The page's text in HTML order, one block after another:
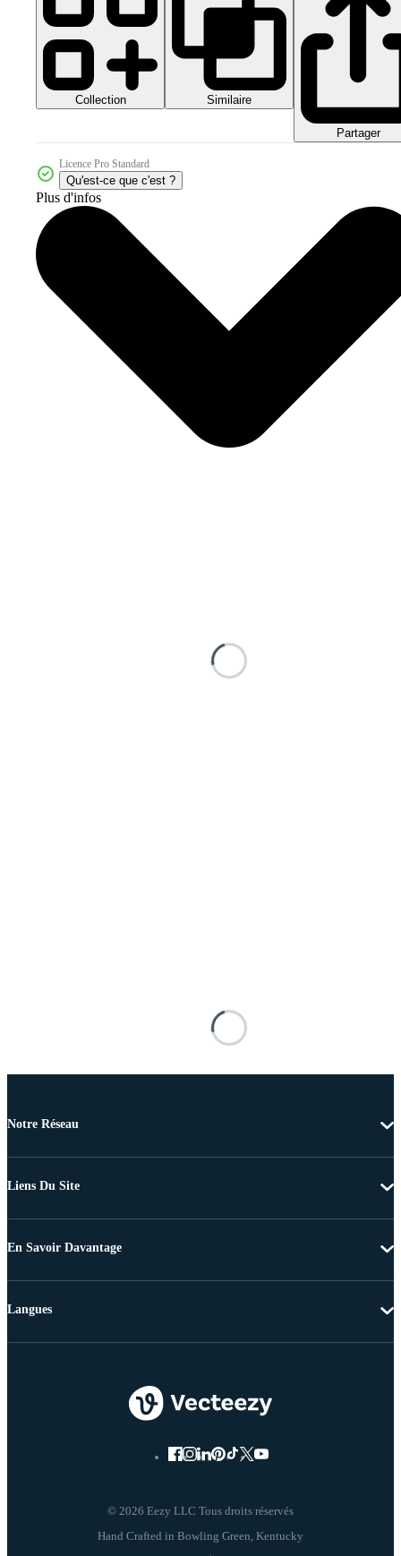
Collection Similaire
Partager
Licence Pro Standard
Qu'est-ce que c'est ?
Plus d'infos
Notre Réseau
Liens Du Site
En Savoir Davantage
© 2026 Eezy LLC Tous droits réservés
Langues